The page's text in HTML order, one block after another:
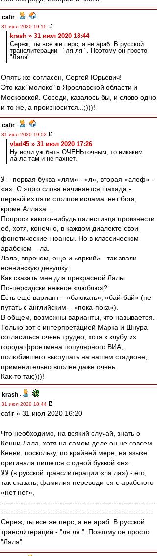
cafir -
31 июл 2020 19:11
krash » 31 июл 2020 18:44
Сереж, ты все же перс, а не араб. В русской
транслитерации - "ля ля ". Поэтому он просто
"Ляля".
Опять же согласен, Сергей Юрьевич!
Это как "молоко" в Ярославской области и
Московской. Соседи, казалось бы, и слово одно
и то же, а произносится...;)))!
cafir -
31 июл 2020 19:02
vlad45 » 31 июл 2020 17:26
Ну если уж быть ОЧЕНЬточным, то никаким
ла-ла там и не пахнет.
لا – первая буква «лям» - «л», вторая «алеф» -
«а». С этого слова начинается шахада -
первый из пяти столпов ислама: нет бога,
кроме Аллаха…
Попроси какого-нибудь палестинца произнести
её, хотя, конечно, в каждом диалекте свои
фонетические нюансы. Но в классическом
арабском – ла.
Лала, впрочем, еще и «яркий» - так звали
есенинскую девушку:
Как сказать мне для прекрасной Лалы
По-персидски нежное «люблю»?
Есть ещё вариант – «баюкать», «бай-бай» (не
путать с английским – «пока-пока»).
В общем, возможны варианты, что называется.
Только вот с интерпретацией Марка и Шнура
согласиться очень трудно, хотя к клубу из
города фронтмена популярного ВИА,
полюбившего выступать на нашем стадионе,
применительно вполне даже очень.
Как-то так;)))!
krash -
31 июл 2020 18:44
cafir » 31 июл 2020 16:20
Что необходимо, на всякий случай, знать о
Кенни Лала, хотя на самом деле он не совсем
Кенни, поскольку, по крайней мере, на языке
оригинала пишется с одной буквой «н».
لالا (в русской транслитерации «ла ла») - его,
так сказать, фамилия переводится с арабского
«нет нет»,
---------------------------------------------------------------
--------------------------------------------------------------
Сереж, ты все же перс, а не араб. В русской
транслитерации - "ля ля ". Поэтому он просто
"Ляля".